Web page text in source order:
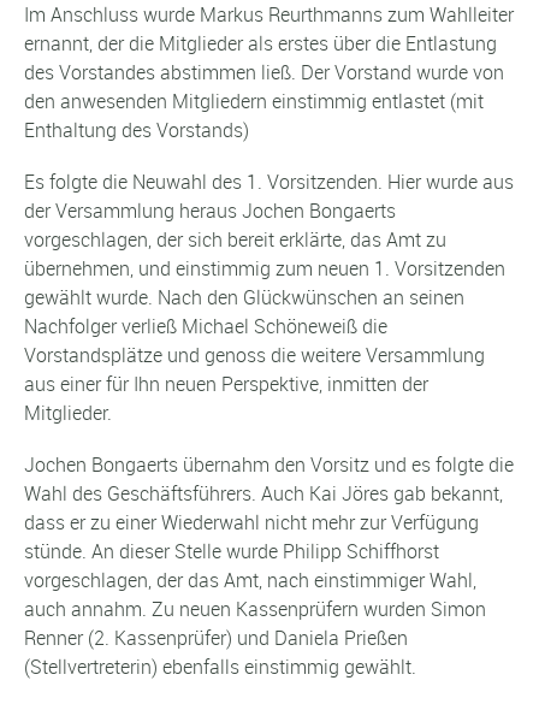
Im Anschluss wurde Markus Reurthmanns zum Wahlleiter
ernannt, der die Mitglieder als erstes über die Entlastung
des Vorstandes abstimmen ließ. Der Vorstand wurde von
den anwesenden Mitgliedern einstimmig entlastet (mit
Enthaltung des Vorstands)
Es folgte die Neuwahl des 1. Vorsitzenden. Hier wurde aus
der Versammlung heraus Jochen Bongaerts
vorgeschlagen, der sich bereit erklärte, das Amt zu
übernehmen, und einstimmig zum neuen 1. Vorsitzenden
gewählt wurde. Nach den Glückwünschen an seinen
Nachfolger verließ Michael Schöneweiß die
Vorstandsplätze und genoss die weitere Versammlung
aus einer für Ihn neuen Perspektive, inmitten der
Mitglieder.
Jochen Bongaerts übernahm den Vorsitz und es folgte die
Wahl des Geschäftsführers. Auch Kai Jöres gab bekannt,
dass er zu einer Wiederwahl nicht mehr zur Verfügung
stünde. An dieser Stelle wurde Philipp Schiffhorst
vorgeschlagen, der das Amt, nach einstimmiger Wahl,
auch annahm. Zu neuen Kassenprüfern wurden Simon
Renner (2. Kassenprüfer) und Daniela Prießen
(Stellvertreterin) ebenfalls einstimmig gewählt.